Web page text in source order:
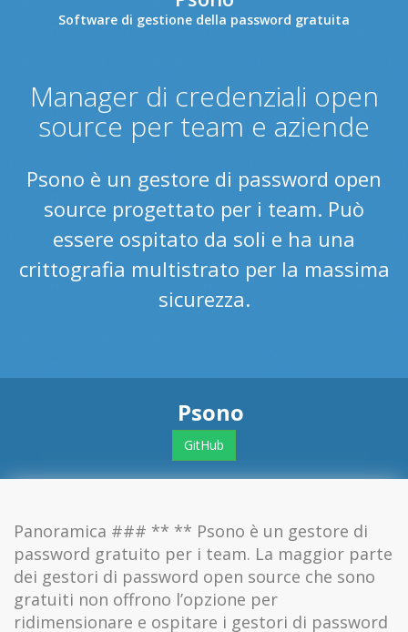
Software di gestione della password gratuita
Manager di credenziali open
source per team e aziende
Psono è un gestore di password open
source progettato per i team. Può
essere ospitato da soli e ha una
crittografia multistrato per la massima
sicurezza.
Psono
GitHub
Panoramica ### ** ** Psono è un gestore di
password gratuito per i team. La maggior parte
dei gestori di password open source che sono
gratuiti non offrono l’opzione per
ridimensionare e ospitare i gestori di password